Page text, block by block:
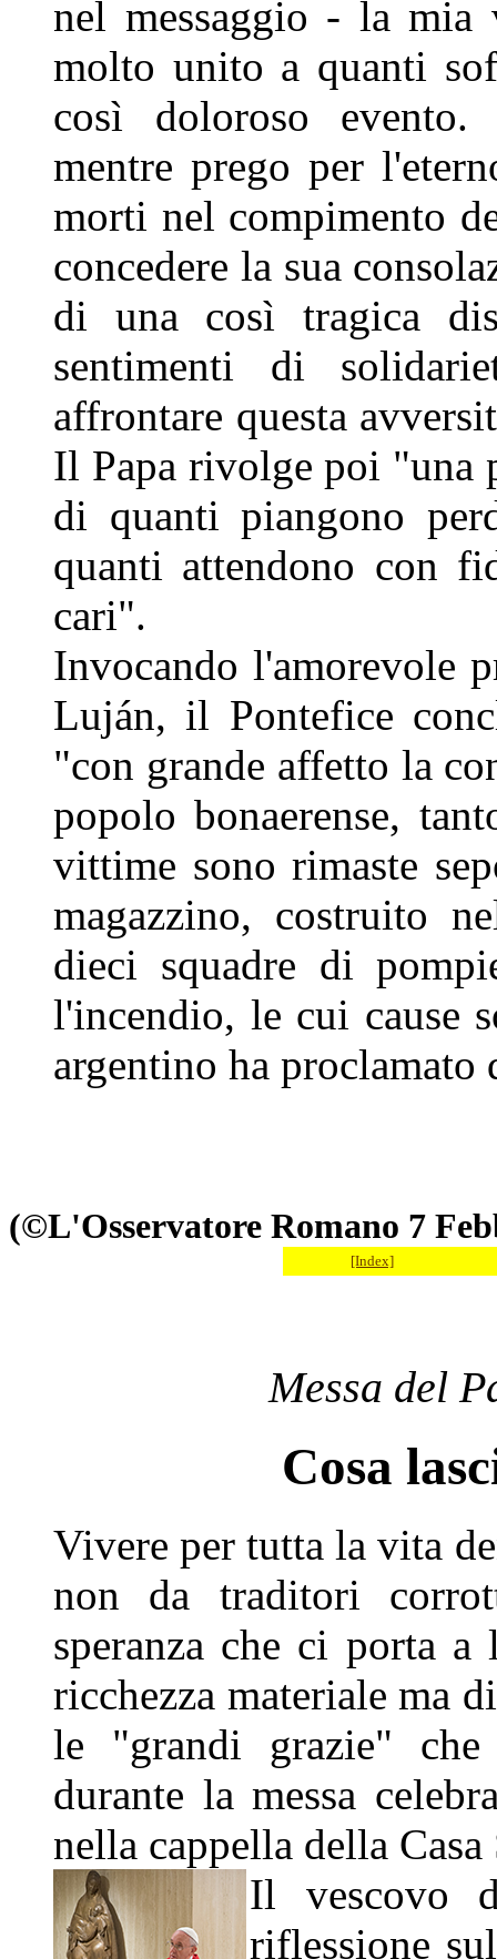
nel messaggio - la mia
molto unito a quanti
così doloroso evento.
mentre prego per
morti nel compimento
concedere la sua
di una così tragica
sentimenti di
affrontare questa
Il Papa rivolge poi "una
di quanti piangono
quanti attendono con
cari".
Invocando l'amorevole
Luján, il Pontefice
"con grande affetto la
popolo bonaerense,
vittime sono rimaste
magazzino, costruito
dieci squadre di
l'incendio, le cui cause
argentino ha
(©L'Osservatore Romano 7
[Index]
Messa del
Cosa
Vivere per tutta la vita
non da traditori
speranza che ci porta
ricchezza materiale ma
le "grandi grazie" che
durante la messa
nella cappella della
Il vescovo
riflessione